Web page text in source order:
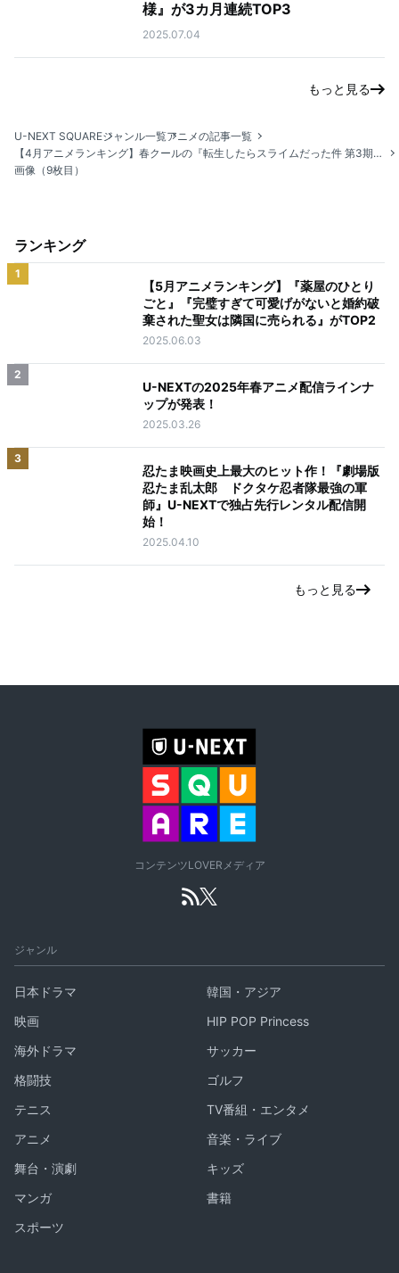
様』が3カ月連続TOP3
2025.07.04
もっと見る
U-NEXT SQUAREジャンル一覧アニメの記事一覧
【4月アニメランキング】春クールの『転生したらスライムだった件 第3期』が1位！
画像（9枚目）
ランキング
1
【5月アニメランキング】『薬屋のひとり
ごと』『完璧すぎて可愛げがないと婚約破
棄された聖女は隣国に売られる』がTOP2
2025.06.03
2
U-NEXTの2025年春アニメ配信ラインナ
ップが発表！
2025.03.26
3
忍たま映画史上最大のヒット作！『劇場版
忍たま乱太郎 ドクタケ忍者隊最強の軍
師』U-NEXTで独占先行レンタル配信開
始！
2025.04.10
もっと見る
コンテンツLOVERメディア
ジャンル
日本ドラマ
韓国・アジア
映画
HIP POP Princess
海外ドラマ
サッカー
格闘技
ゴルフ
テニス
TV番組・エンタメ
アニメ
音楽・ライブ
舞台・演劇
キッズ
マンガ
書籍
スポーツ